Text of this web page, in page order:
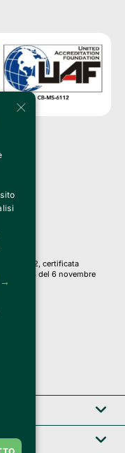
(MI)
Belive 6.2, certificata
445474 del 6 novembre
×
→